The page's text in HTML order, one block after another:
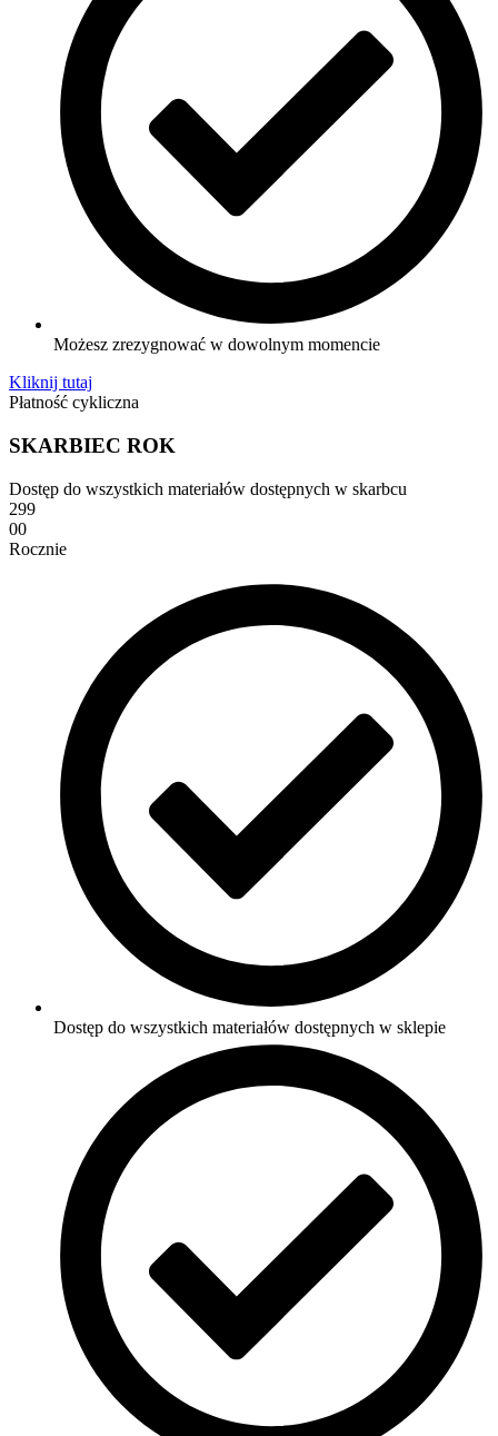
Możesz zrezygnować w dowolnym momencie
Kliknij tutaj
Płatność cykliczna
SKARBIEC ROK
Dostęp do wszystkich materiałów dostępnych w skarbcu
299
00
Rocznie
Dostęp do wszystkich materiałów dostępnych w sklepie